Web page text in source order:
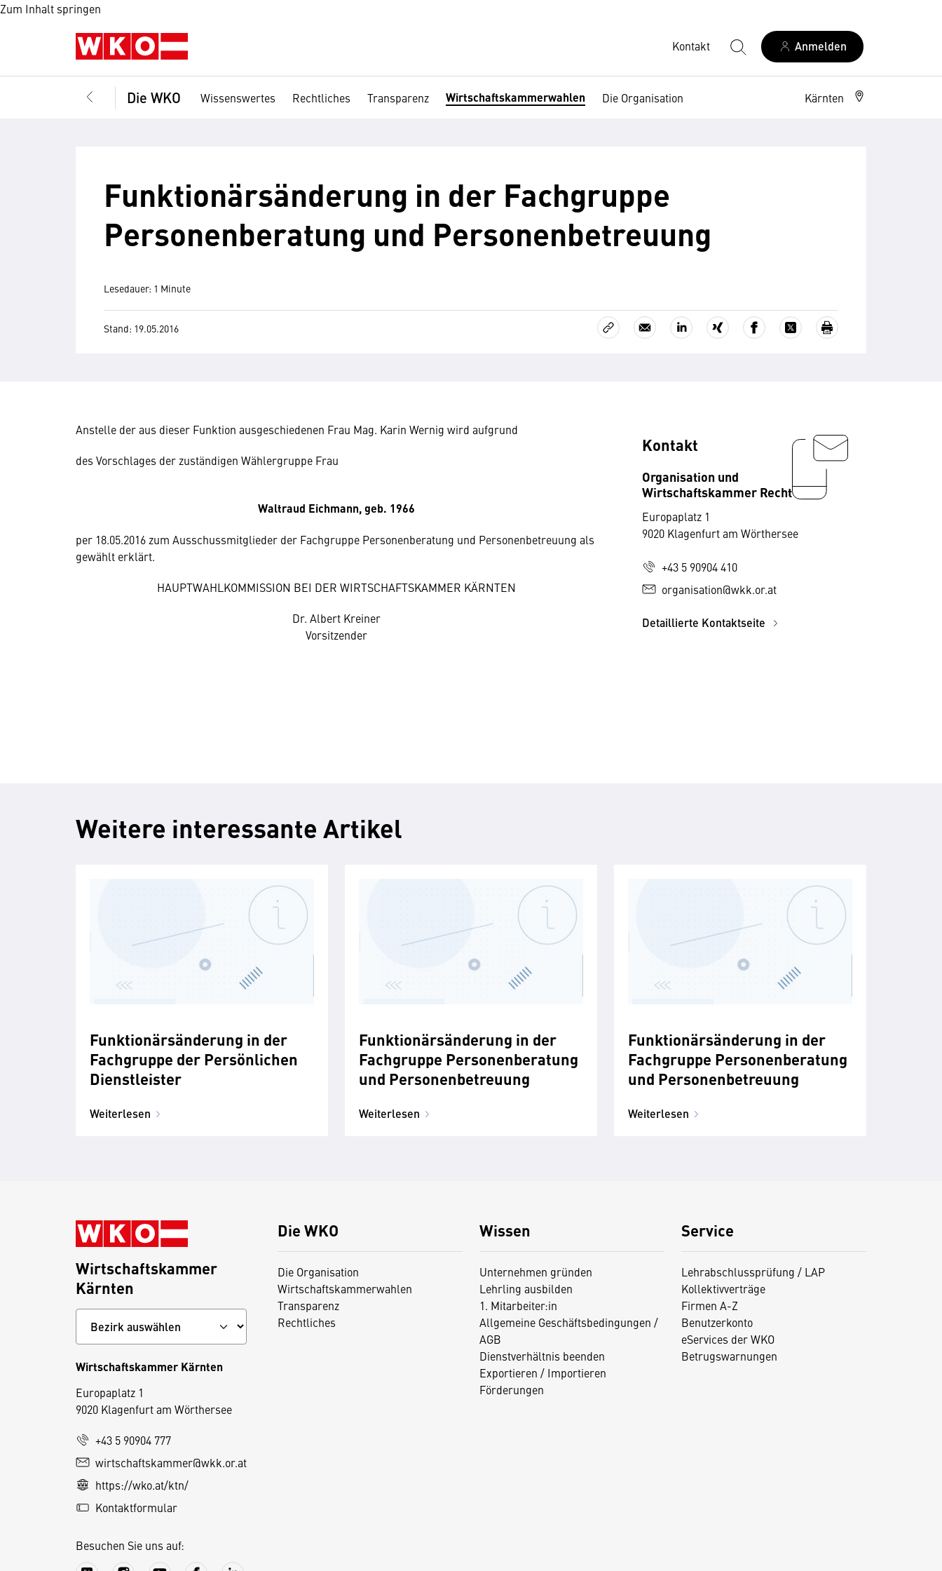
Zum Inhalt springen
Kontakt Anmelden
Die WKO Wissenswertes Rechtliches Transparenz Wirtschaftskammerwahlen Die Organisation Kärnten
Funktionärsänderung in der Fachgruppe
Personenberatung und Personenbetreuung
Lesedauer: 1 Minute
Stand: 19.05.2016
Anstelle der aus dieser Funktion ausgeschiedenen Frau Mag. Karin Wernig wird aufgrund
des Vorschlages der zuständigen Wählergruppe Frau
Waltraud Eichmann, geb. 1966
per 18.05.2016 zum Ausschussmitglieder der Fachgruppe Personenberatung und Personenbetreuung als
gewählt erklärt.
HAUPTWAHLKOMMISSION BEI DER WIRTSCHAFTSKAMMER KÄRNTEN
Dr. Albert Kreiner
Vorsitzender
Kontakt
Organisation und
Wirtschaftskammer Recht
Europaplatz 1
9020 Klagenfurt am Wörthersee
+43 5 90904 410
organisation@wkk.or.at
Detaillierte Kontaktseite
Weitere interessante Artikel
Funktionärsänderung in der
Fachgruppe der Persönlichen
Dienstleister
Weiterlesen
Funktionärsänderung in der
Fachgruppe Personenberatung
und Personenbetreuung
Weiterlesen
Funktionärsänderung in der
Fachgruppe Personenberatung
und Personenbetreuung
Weiterlesen
Die WKO
Die Organisation
Wirtschaftskammerwahlen
Transparenz
Rechtliches
Wissen
Unternehmen gründen
Lehrling ausbilden
1. Mitarbeiter:in
Allgemeine Geschäftsbedingungen /
AGB
Dienstverhältnis beenden
Exportieren / Importieren
Förderungen
Service
Lehrabschlussprüfung / LAP
Kollektivverträge
Firmen A-Z
Benutzerkonto
eServices der WKO
Betrugswarnungen
Wirtschaftskammer
Kärnten
Wirtschaftskammer Kärnten
Europaplatz 1
9020 Klagenfurt am Wörthersee
+43 5 90904 777
wirtschaftskammer@wkk.or.at
https://wko.at/ktn/
Kontaktformular
Besuchen Sie uns auf: